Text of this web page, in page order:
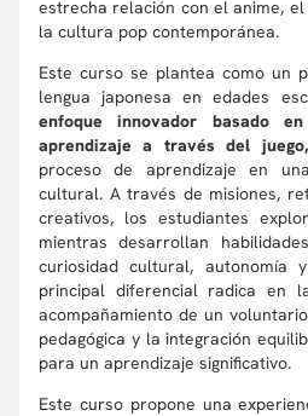
estrecha relación con el anime, el
la cultura pop contemporánea.
Este curso se plantea como un
lengua japonesa en edades
enfoque innovador basado
aprendizaje a través del juego,
proceso de aprendizaje en
cultural. A través de misiones,
creativos, los estudiantes
mientras desarrollan
curiosidad cultural, autonomía
principal diferencial radica en
acompañamiento de un
pedagógica y la integración
para un aprendizaje significativo.
Este curso propone una